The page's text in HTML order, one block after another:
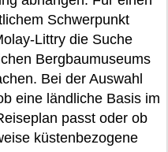
Schwerpunkt
Littry die Suche
Bergbaumuseums
Bei der Auswahl
eine ländliche Basis im
passt oder ob
küstenbezogene